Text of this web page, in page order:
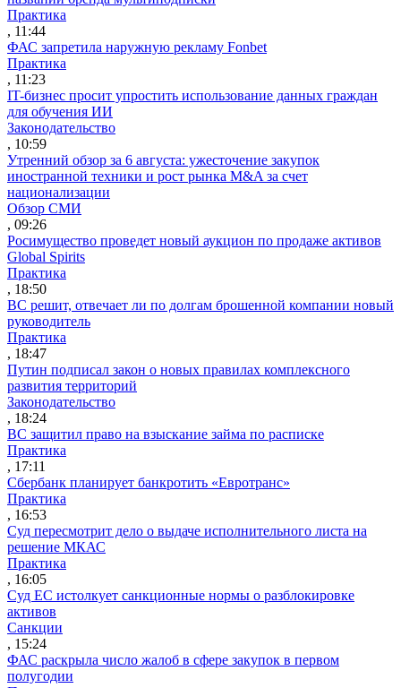
Практика
, 11:44
ФАС запретила наружную рекламу Fonbet
Практика
, 11:23
IT-бизнес просит упростить использование данных граждан
для обучения ИИ
Законодательство
, 10:59
Утренний обзор за 6 августа: ужесточение закупок
иностранной техники и рост рынка M&A за счет
национализации
Обзор СМИ
, 09:26
Росимущество проведет новый аукцион по продаже активов
Global Spirits
Практика
, 18:50
ВС решит, отвечает ли по долгам брошенной компании новый
руководитель
Практика
, 18:47
Путин подписал закон о новых правилах комплексного
развития территорий
Законодательство
, 18:24
ВС защитил право на взыскание займа по расписке
Практика
, 17:11
Сбербанк планирует банкротить «Евротранс»
Практика
, 16:53
Суд пересмотрит дело о выдаче исполнительного листа на
решение МКАС
Практика
, 16:05
Суд ЕС истолкует санкционные нормы о разблокировке
активов
Санкции
, 15:24
ФАС раскрыла число жалоб в сфере закупок в первом
полугодии